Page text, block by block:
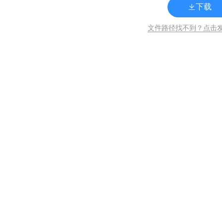
下载
文件路径找不到？点击